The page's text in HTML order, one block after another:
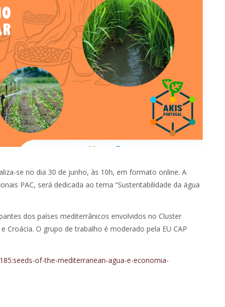
se no dia 30 de junho, às 10h, em formato online. A
PAC, será dedicada ao tema “Sustentabilidade da água
dos países mediterrânicos envolvidos no Cluster
Croácia. O grupo de trabalho é moderado pela EU CAP
of-the-mediterranean-agua-e-economia-